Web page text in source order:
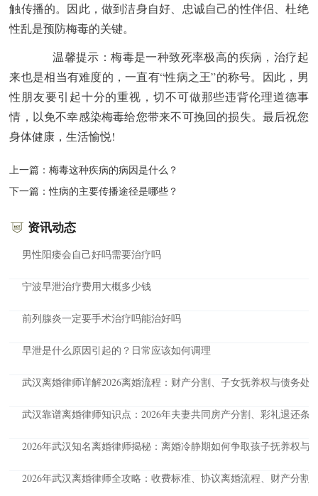
触传播的。因此，做到洁身自好、忠诚自己的性伴侣、杜绝
性乱是预防梅毒的关键。
温馨提示：梅毒是一种致死率极高的疾病，治疗起
来也是相当有难度的，一直有“性病之王”的称号。因此，男
性朋友要引起十分的重视，切不可做那些违背伦理道德事
情，以免不幸感染梅毒给您带来不可挽回的损失。最后祝您
身体健康，生活愉悦!
上一篇：梅毒这种疾病的病因是什么？
下一篇：性病的主要传播途径是哪些？
资讯动态
男性阳痿会自己好吗需要治疗吗
宁波早泄治疗费用大概多少钱
前列腺炎一定要手术治疗吗能治好吗
早泄是什么原因引起的？日常应该如何调理
武汉离婚律师详解2026离婚流程：财产分割、子女抚养权与债务处
武汉靠谱离婚律师知识点：2026年夫妻共同房产分割、彩礼退还条
2026年武汉知名离婚律师揭秘：离婚冷静期如何争取孩子抚养权与
2026年武汉离婚律师全攻略：收费标准、协议离婚流程、财产分割